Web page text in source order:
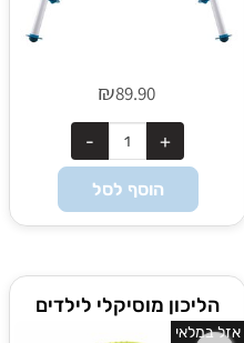
₪89.90
הוסף לסל
הליכון מוסיקלי לילדים
אורות וצליליםאזל במלאי